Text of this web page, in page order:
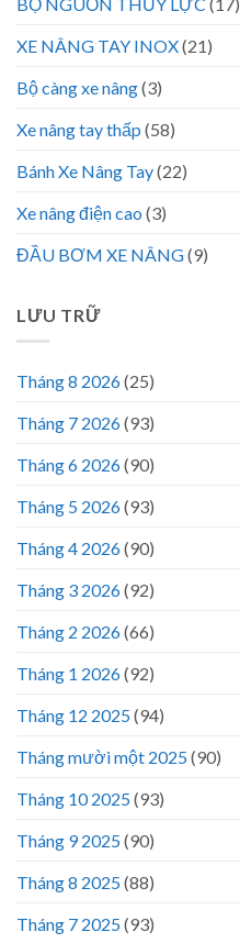
XE NÂNG TAY INOX(21)
Bộ càng xe nâng(3)
Xe nâng tay thấp (58)
Bánh Xe Nâng Tay(22)
Xe nâng điện cao (3)
ĐẦU BƠM XE NÂNG(9)
LƯU TRỮ
Tháng 8 2026(25)
Tháng 7 2026(93)
Tháng 6 2026(90)
Tháng 5 2026(93)
Tháng 4 2026(90)
Tháng 3 2026(92)
Tháng 2 2026(66)
Tháng 1 2026(92)
Tháng 12 2025(94)
Tháng mười một 2025(90)
Tháng 10 2025(93)
Tháng 9 2025(90)
Tháng 8 2025(88)
Tháng 7 2025(93)